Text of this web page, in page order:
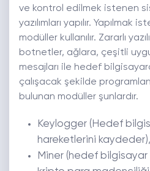
ve kontrol edilmek istenen
yazılımları yapılır. Yapılmak
modüller kullanılır. Zararlı
botnetler, ağlara, çeşitli
mesajları ile hedef
çalışacak şekilde
bulunan modüller şunlardır.
Keylogger (Hedef
hareketlerini kaydeder),
Miner (hedef